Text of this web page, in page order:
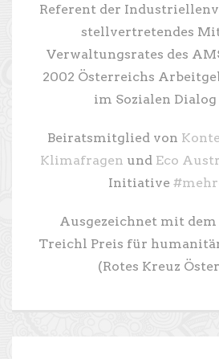
Referent der
stellvertretendes
Verwaltungsrates des
2002 Österreichs
im Sozialen Dialog
Beiratsmitglied von
Klimafragen und Eco
Initiative
Ausgezeichnet mit
Treichl Preis für
(Rotes Kreuz